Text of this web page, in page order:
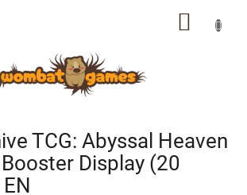
TCG: Abyssal Heaven
Display (20